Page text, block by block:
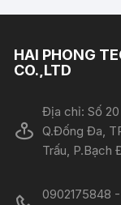
HAI PHONG
CO.,LTD
Địa chỉ: Số
Q.Đống Đa,
Trấu, P.Bạch
0902175848